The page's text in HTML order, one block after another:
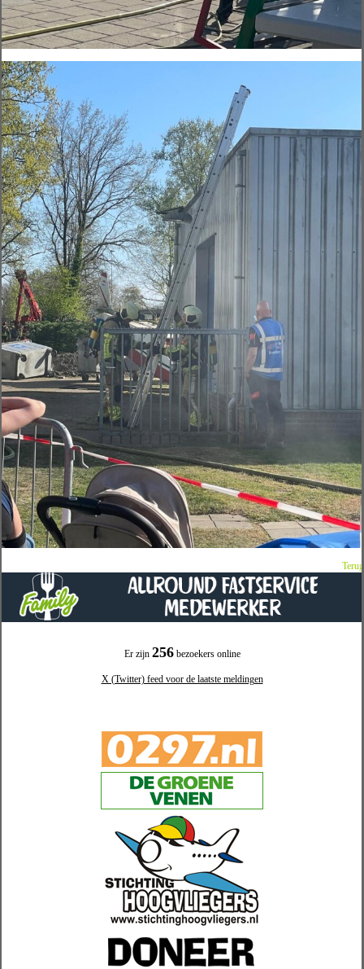
Er zijn 256bezoekers online
X (Twitter) feed voor de laatste meldingen
Terug